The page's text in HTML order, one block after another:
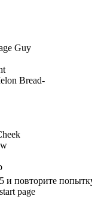
Guy
Bread-
и повторите
page